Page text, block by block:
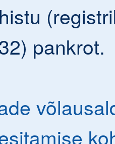
pankrot.